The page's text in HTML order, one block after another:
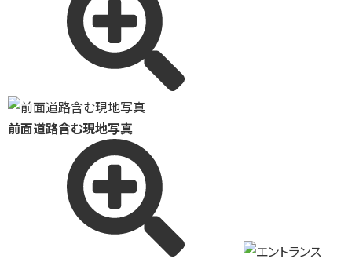
前面道路含む現地写真